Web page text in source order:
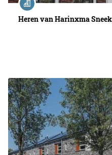
Heren van Harinxma